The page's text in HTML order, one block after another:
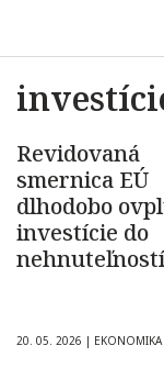
Revidovaná
smernica EÚ
dlhodobo
investície do
nehnuteľností
20. 05. 2026 | EKONOMIKA